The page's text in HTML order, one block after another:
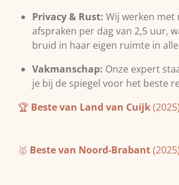
Privacy & Rust: Wij werken met
afspraken per dag van 2,5 uur,
bruid in haar eigen ruimte in
Vakmanschap: Onze expert
je bij de spiegel voor het beste
🏆 Beste van Land van Cuijk(2025)
🥇 Beste van Noord-Brabant(2025)